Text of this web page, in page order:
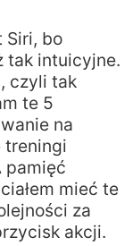
Siri, bo
tak intuicyjne.
czyli tak
te 5
na
treningi
pamięć
mieć te
za
akcji.